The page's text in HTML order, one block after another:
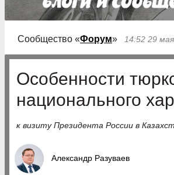
Сообщество «Форум» 14:52 29
Особенности
национального
к визиту Президента России в
Александр Разуваев